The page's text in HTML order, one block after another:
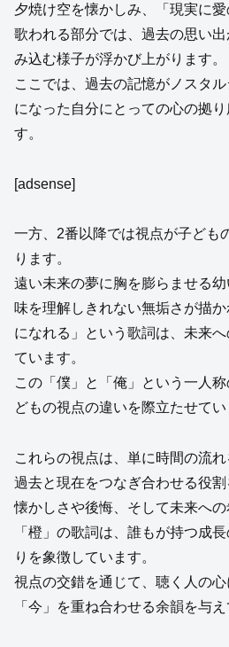
夕焼け空を懐かしみ、「現実に
歌われる部分では、過去の思い
み込む様子が浮かび上がります。
ここでは、過去の記憶がノスタ
になった自分にとっての心の拠
す。
[adsense]
一方、2番以降では視点が子ども
ります。
遠い未来の夢に胸を膨らませる
味を理解しきれない無垢さが描
になれる」という歌詞は、未来
ています。
この「僕」と「俺」という一人
どもの視点の違いを際立たせてい
これらの視点は、単に時間の流れ
過去と現在をつなぎ合わせる役割
懐かしさや後悔、そして未来へ
「橙」の歌詞は、誰もが持つ成
りを象徴しています。
視点の交錯を通じて、聴く人の
「今」を重ね合わせる余韻を与え